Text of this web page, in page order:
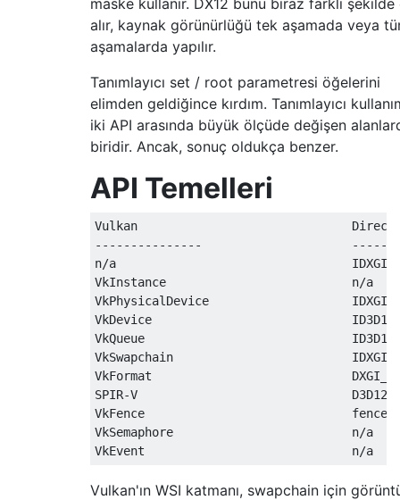
maske kullanır. DX12 bunu biraz farklı şekilde
alır, kaynak görünürlüğü tek aşamada veya
aşamalarda yapılır.
Tanımlayıcı set / root parametresi öğelerini
elimden geldiğince kırdım. Tanımlayıcı
iki API arasında büyük ölçüde değişen
biridir. Ancak, sonuç oldukça benzer.
API Temelleri
Vulkan                              DirectX
---------------
n/a
VkInstance                          n/a
VkPhysicalDevice
VkDevice
VkQueue
VkSwapchain
VkFormat
SPIR-V
VkFence                             fences
VkSemaphore                         n/a
Vulkan'ın WSI katmanı, swapchain için